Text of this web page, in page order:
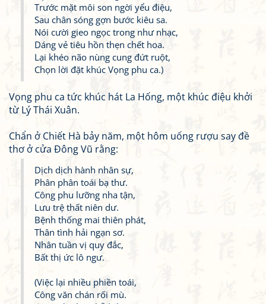
Trước mặt môi son ngời yểu điệu,
Sau chân sóng gợn bước kiêu sa.
Nói cười gieo ngọc trong như nhạc,
Dáng vẻ tiêu hồn thẹn chết hoa.
Lại khéo não nùng cung đứt ruột,
Chọn lời đặt khúc Vọng phu ca.)
Vọng phu ca tức khúc hát La Hống, một khúc điệu khởi
từ Lý Thái Xuân.
Chẩn ở Chiết Hà bảy năm, một hôm uống rượu say đề
thơ ở cửa Đông Vũ rằng:
Dịch dịch hành nhân sự,
Phân phân toái bạ thư.
Công phu lưỡng nha tận,
Lưu trệ thất niên dư.
Bệnh thống mai thiên phát,
Thân tình hải ngạn sơ.
Nhân tuần vị quy đắc,
Bất thị ức lô ngư.
(Việc lại nhiều phiền toái,
Công văn chán rối mù.